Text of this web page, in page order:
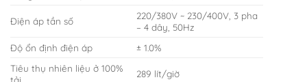
Điện áp tần số
220/380V ~ 230/400V, 3 pha
– 4 dây, 50Hz
Độ ổn định điện áp
± 1.0%
Tiêu thụ nhiên liệu ở 100%
289 lít/giờ